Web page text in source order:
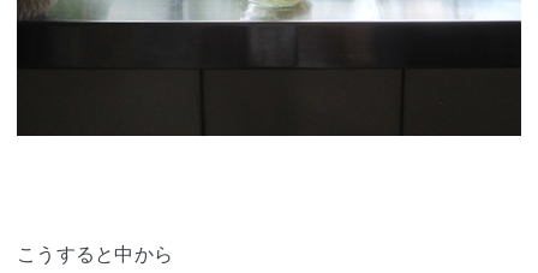
こうすると中から